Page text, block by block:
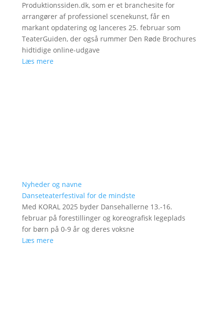
Produktionssiden.dk, som er et branchesite for
arrangører af professionel scenekunst, får en
markant opdatering og lanceres 25. februar som
TeaterGuiden, der også rummer Den Røde Brochures
hidtidige online-udgave
Læs mere
Nyheder og navne
Danseteaterfestival for de mindste
Med KORAL 2025 byder Dansehallerne 13.-16.
februar på forestillinger og koreografisk legeplads
for børn på 0-9 år og deres voksne
Læs mere